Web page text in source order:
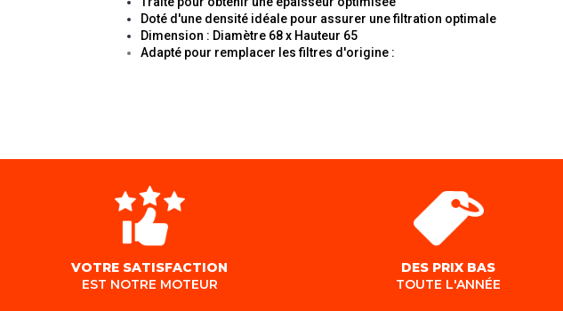
Doté d'une densité idéale pour assurer une filtration optimale
Dimension : Diamètre 68 x Hauteur 65
Adapté pour remplacer les filtres d'origine :
VOTRE SATISFACTION
EST NOTRE MOTEUR
DES PRIX BAS
TOUTE L'ANNÉE